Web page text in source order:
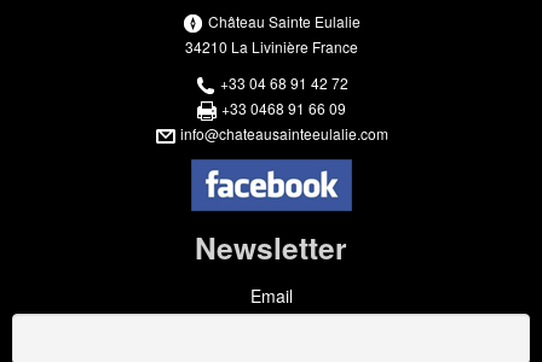
Château Sainte Eulalie
34210 La Livinière France
+33 04 68 91 42 72
+33 0468 91 66 09
info@chateausainteeulalie.com
Newsletter
Email